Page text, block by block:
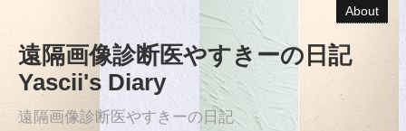
About
遠隔画像診断医やすきーの日記
Yascii's Diary
遠隔画像診断医やすきーの日記